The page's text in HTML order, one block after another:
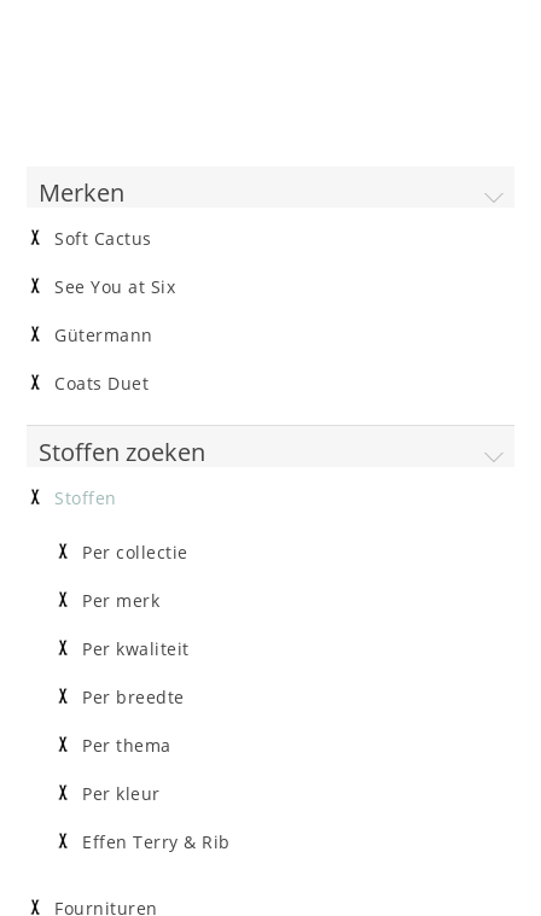
Merken
Soft Cactus
See You at Six
Gütermann
Coats Duet
Stoffen zoeken
Stoffen
Per collectie
Per merk
Per kwaliteit
Per breedte
Per thema
Per kleur
Effen Terry & Rib
Fournituren